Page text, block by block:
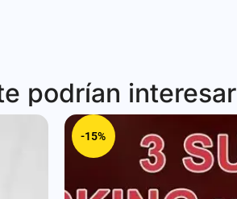
podrían interesar
-15%